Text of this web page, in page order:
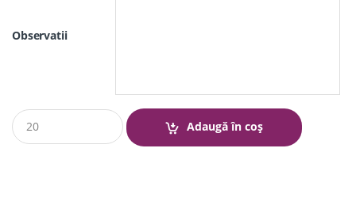
Observatii
Q
u
Adaugă în coș